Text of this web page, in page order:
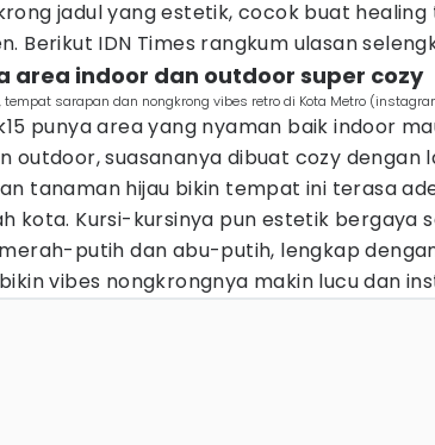
jadul yang estetik, cocok buat healing
Berikut IDN Times rangkum ulasan
area indoor dan outdoor super cozy
tempat sarapan dan nongkrong vibes retro di Kota Metro
punya area yang nyaman baik indoor
outdoor, suasananya dibuat cozy dengan
tanaman hijau bikin tempat ini terasa
kota. Kursi-kursinya pun estetik bergaya
putih dan abu-putih, lengkap
vibes nongkrongnya makin lucu dan